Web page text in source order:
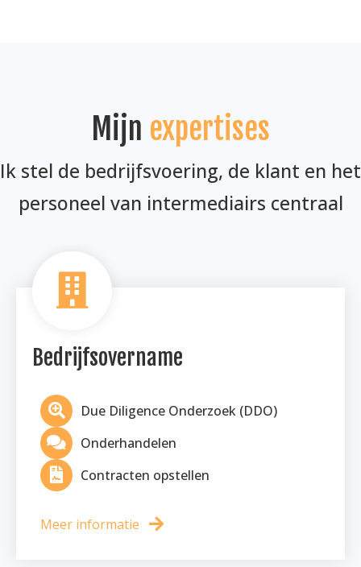
Mijn expertises
Ik stel de bedrijfsvoering, de klant en het
personeel van intermediairs centraal
Bedrijfsovername
Due Diligence Onderzoek (DDO)
Onderhandelen
Contracten opstellen
Meer informatie